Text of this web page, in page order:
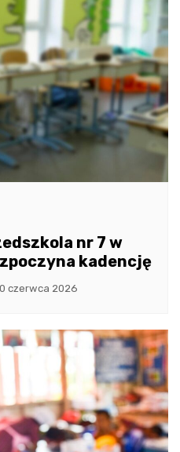
nr 7 w
kadencję
czerwca 2026